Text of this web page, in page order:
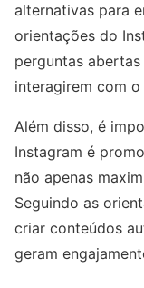
alternativas para
orientações do
perguntas
interagirem com
Além disso, é
Instagram é
não apenas
Seguindo as
criar conteúdos
geram